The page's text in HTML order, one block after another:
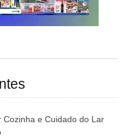
Cozinha e Cuidado do Lar